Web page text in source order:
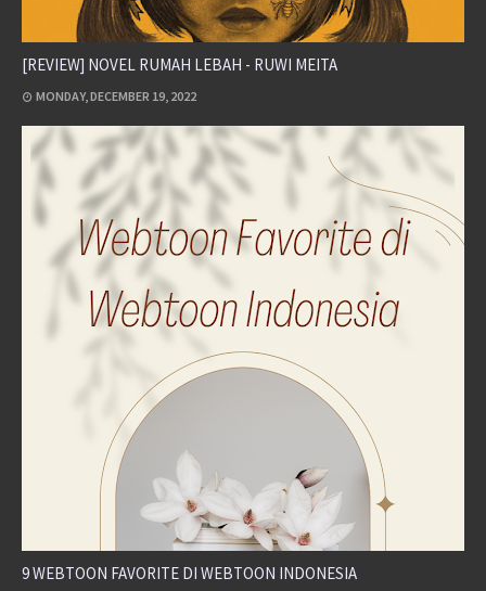
[REVIEW] NOVEL RUMAH LEBAH - RUWI MEITA
MONDAY, DECEMBER 19, 2022
9 WEBTOON FAVORITE DI WEBTOON INDONESIA